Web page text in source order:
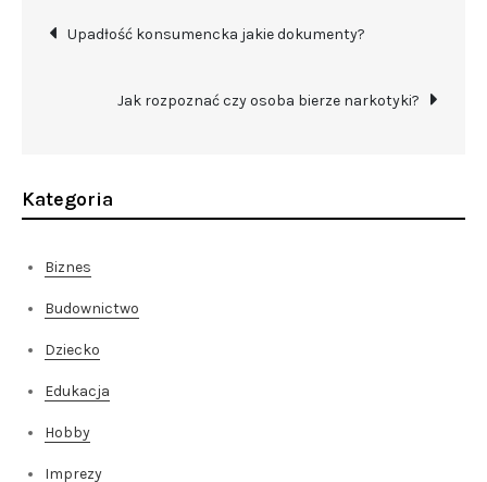
Nawigacja
wpisu
Upadłość konsumencka jakie dokumenty?
Jak rozpoznać czy osoba bierze narkotyki?
Kategoria
Biznes
Budownictwo
Dziecko
Edukacja
Hobby
Imprezy